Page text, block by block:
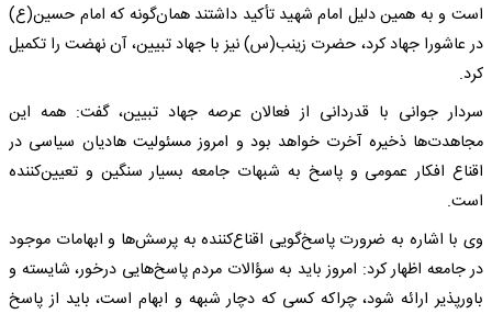
است و به همین دلیل امام شهید تأکید داشتند همان‌گونه که امام حسین(ع)
در عاشورا جهاد کرد، حضرت زینب(س) نیز با جهاد تبیین، آن نهضت را تکمیل
کرد.
سردار جوانی با قدردانی از فعالان عرصه جهاد تبیین، گفت: همه این
مجاهدت‌ها ذخیره آخرت خواهد بود و امروز مسئولیت هادیان سیاسی در
اقناع افکار عمومی و پاسخ به شبهات جامعه بسیار سنگین و تعیین‌کننده
است.
وی با اشاره به ضرورت پاسخ‌گویی اقناع‌کننده به پرسش‌ها و ابهامات موجود
در جامعه اظهار کرد: امروز باید به سؤالات مردم پاسخ‌هایی درخور، شایسته و
باورپذیر ارائه شود، چراکه کسی که دچار شبهه و ابهام است، باید از پاسخ